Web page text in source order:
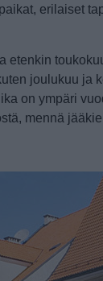
erilaiset
etenkin
joulukuu ja
on ympäri
mennä